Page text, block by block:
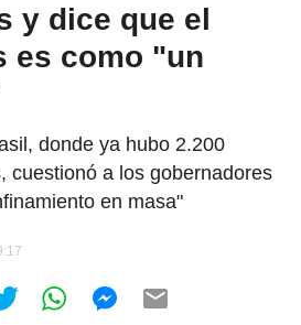
y dice que el
es como "un
donde ya hubo 2.200
cuestionó a los gobernadores
en masa"